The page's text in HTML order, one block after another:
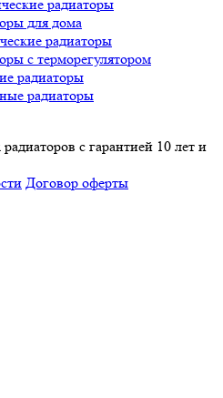
радиаторы
для дома
радиаторы
с терморегулятором
радиаторы
радиаторы
с гарантией 10 лет и
Договор оферты